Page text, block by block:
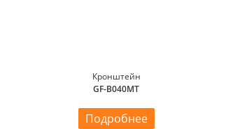
Кронштейн
GF-B040MT
Подробнее